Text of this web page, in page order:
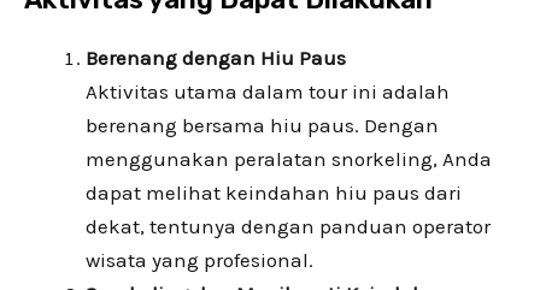
Berenang dengan Hiu Paus
Aktivitas utama dalam tour ini adalah
berenang bersama hiu paus. Dengan
menggunakan peralatan snorkeling, Anda
dapat melihat keindahan hiu paus dari
dekat, tentunya dengan panduan operator
wisata yang profesional.